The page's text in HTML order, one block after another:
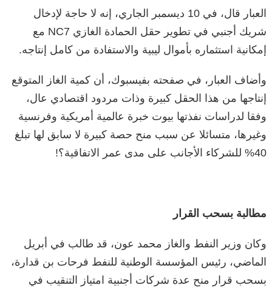
العبار قال، في 10 ديسمبر الجاري، إنه لا حاجة لإدخال
شريك أجنبي في تطوير حقل الحمادة الغازي NC7 مع
إمكانية استثماره بأموال ليبية والاستفادة من كامل إنتاجه.
وأضاف العبار، في صفحته بفيسبوك، أن كمية الغاز المتوقع
إنتاجها من هذا الحقل كبيرة وذات مردود اقتصادي عال،
وفقا لدراسات نفذتها بيوت خبرة عالمية أمريكية وفرنسية
وغيرها، متسائلا عن سبب منح حصة كبيرة لا سابق لها تبلغ
40% للشركاء الأجانب على مدى عمر الاتفاقية؟!
مطالبة بسحب القرار
وكان وزير النفط والغاز محمد عون، قد طالب في أبريل
الماضي، رئيس المؤسسة الوطنية للنفط فرحات بن قدارة،
بسحب قرار منح عدة شركات أجنبية امتياز التنقيب في